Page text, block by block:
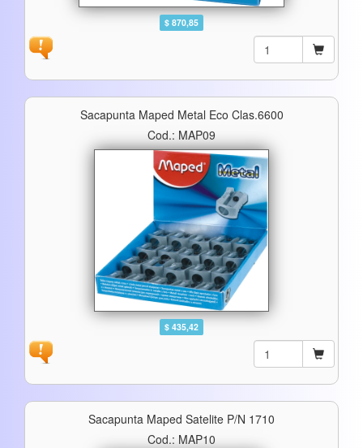
$ 870,85
Sacapunta Maped Metal Eco Clas.6600
Cod.: MAP09
$ 435,42
Sacapunta Maped Satelite P/n 1710
Cod.: MAP10